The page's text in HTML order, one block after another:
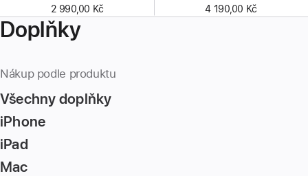
2 990,00 Kč 4 190,00 Kč
Doplňky
Nákup podle produktu
Všechny doplňky
iPhone
iPad
Mac